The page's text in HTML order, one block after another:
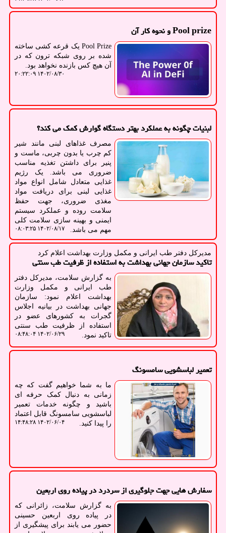
Pool prize و نحوه کار آن
Pool Prize یک قرعه کشی ساخته
شده بر روی شبکه ترون که در
آن هیچ کس بازنده نخواهد بود.
۱۴۰۲/۰۸/۳۰ ۲۰:۲۲:۰۹
لبنیات چگونه به عملکرد بهتر دستگاه گوارش کمک می کند؟
مصرف غذاهای لبنی مانند شیر
کم چرب یا بدون چربی، ماست و
پنیر برای داشتن تغذیه مناسب
ضروری می باشد. یک رژیم
غذایی متعادل شامل انواع مواد
غذایی لبنی برای دریافت مواد
مغذی ضروری، جهت حفظ
سلامت روده و عملکرد سیستم
ایمنی و بهینه سازی سلامت کلی
مهم می باشد.
۱۴۰۲/۰۸/۱۷ ۰۸:۰۳:۲۵
مدیركل دفتر طب ایرانی و مكمل وزارت بهداشت اعلام كرد
تاکید سازمان جهانی بهداشت به استفاده از ظرفیت طب سنتی
به گزارش سلامت، مدیرکل دفتر
طب ایرانی و مکمل وزارت
بهداشت اعلام نمود: سازمان
جهانی بهداشت در بیانیه اجلاس
گجرات به کشورهای عضو در
استفاده از ظرفیت طب سنتی
تاکید نمود.
۱۴۰۲/۰۶/۲۹ ۰۸:۴۸:۰۴
تعمیر لباسشویی سامسونگ
ما به شما خواهیم گفت که چه
زمانی به دنبال کمک حرفه ای
باشید و چگونه خدمات تعمیر
لباسشویی سامسونگ قابل اعتماد
را پیدا کنید.
۱۴۰۲/۰۶/۰۴ ۱۴:۴۸:۲۸
سفارش هایی جهت جلوگیری از سردرد در پیاده روی اربعین
به گزارش سلامت، زائرانی که
در پیاده روی اربعین حسینی
حضور می یابند برای پیشگیری از